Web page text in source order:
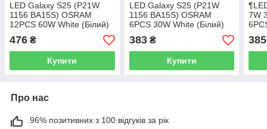
LED Galaxy S25 (P21W
1156 BA15S) OSRAM
12PCS 60W White (Білий)
476 ₴
Купити
LED Galaxy S25 (P21W
1156 BA15S) OSRAM
6PCS 30W White (Білий)
Silver shape
383₴
Купити
7W
385
Про нас
96% позитивних з 100 відгуків за рік